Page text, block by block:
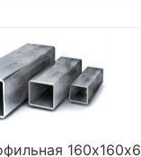
160х160х6